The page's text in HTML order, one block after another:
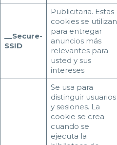
__Secure-
SSID
Publicitaria. Estas
cookies se utilizan
para entregar
anuncios más
relevantes para
usted y sus
intereses
Se usa para
distinguir usuarios
y sesiones. La
cookie se crea
cuando se
ejecuta la